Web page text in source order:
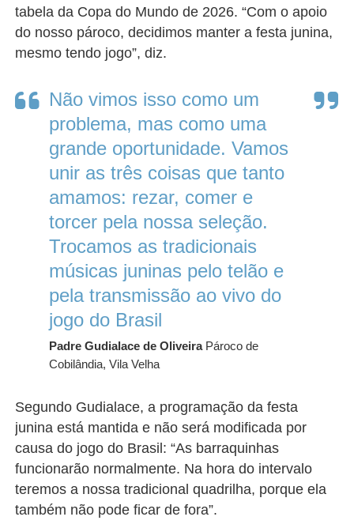
tabela da Copa do Mundo de 2026. “Com o apoio
do nosso pároco, decidimos manter a festa junina,
mesmo tendo jogo”, diz.
Não vimos isso como um
problema, mas como uma
grande oportunidade. Vamos
unir as três coisas que tanto
amamos: rezar, comer e
torcer pela nossa seleção.
Trocamos as tradicionais
músicas juninas pelo telão e
pela transmissão ao vivo do
jogo do Brasil
Padre Gudialace de OliveiraPároco de
Cobilândia, Vila Velha
Segundo Gudialace, a programação da festa
junina está mantida e não será modificada por
causa do jogo do Brasil: “As barraquinhas
funcionarão normalmente. Na hora do intervalo
teremos a nossa tradicional quadrilha, porque ela
também não pode ficar de fora”.